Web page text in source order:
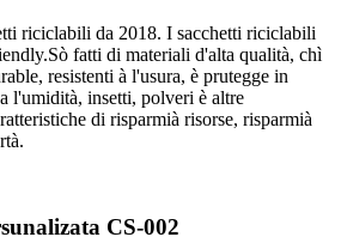
riciclabili da 2018. I sacchetti riciclabili
fatti di materiali d'alta qualità, chì
resistenti à l'usura, è prutegge in
l'umidità, insetti, polveri è altre
di risparmià risorse, risparmià
CS-002